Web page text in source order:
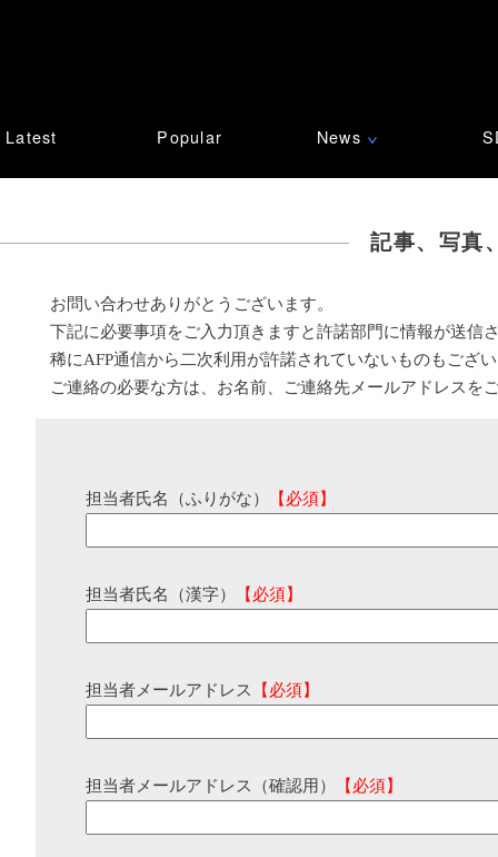
Latest Popular News ∨
記事、写真
お問い合わせありがとうございます。
下記に必要事項をご入力頂きますと許諾部門に情報が送信
稀にAFP通信から二次利用が許諾されていないものもござ
ご連絡の必要な方は、お名前、ご連絡先メールアドレスを
担当者氏名（ふりがな） 【必須】
担当者氏名（漢字） 【必須】
担当者メールアドレス 【必須】
担当者メールアドレス（確認用） 【必須】